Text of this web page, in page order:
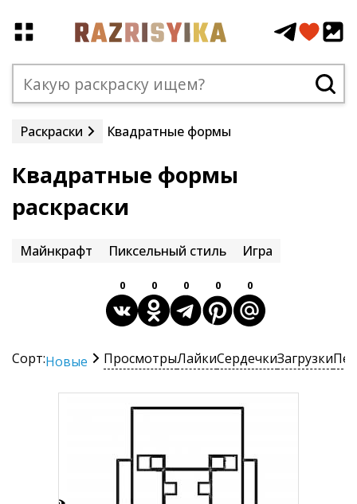
Раскраски Квадратные формы
Квадратные формы
раскраски
Майнкрафт Пиксельный стиль Игра
0 0 0 0 0
Сорт:Новые ПросмотрыЛайкиСердечкиЗагрузки